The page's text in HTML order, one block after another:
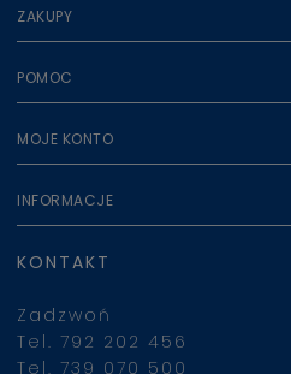
ZAKUPY
POMOC
MOJE KONTO
INFORMACJE
KONTAKT
Zadzwoń
Tel. 792 202 456
Tel. 739 070 500